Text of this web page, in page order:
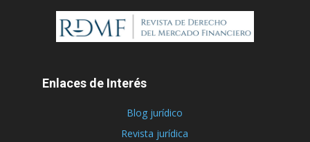
Enlaces de Interés
Blog jurídico
Revista jurídica